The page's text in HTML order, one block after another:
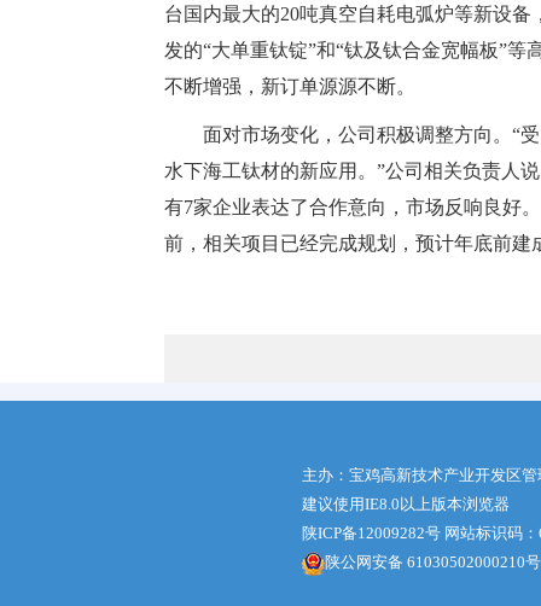
台国内最大的20吨真空自耗电弧炉等新设
发的“大单重钛锭”和“钛及钛合金宽幅板”
不断增强，新订单源源不断。
面对市场变化，公司积极调整方向。“
水下海工钛材的新应用。”公司相关负责人
有7家企业表达了合作意向，市场反响良好
前，相关项目已经完成规划，预计年底前建
主办：宝鸡高新技术产业开发区
建议使用IE8.0以上版本浏览器
陕ICP备12009282号 网站标识码
陕公网安备 61030502000210号